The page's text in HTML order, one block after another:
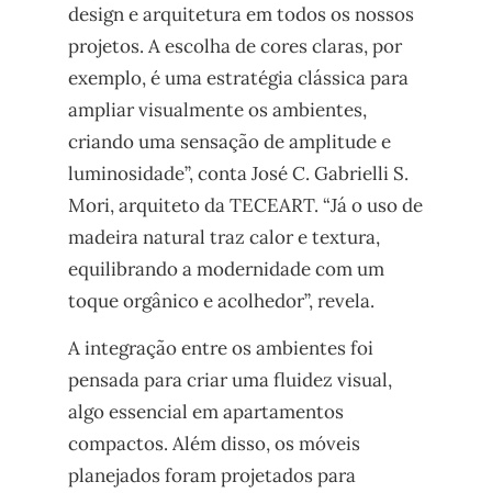
design e arquitetura em todos os nossos
projetos. A escolha de cores claras, por
exemplo, é uma estratégia clássica para
ampliar visualmente os ambientes,
criando uma sensação de amplitude e
luminosidade”, conta José C. Gabrielli S.
Mori, arquiteto da TECEART. “Já o uso de
madeira natural traz calor e textura,
equilibrando a modernidade com um
toque orgânico e acolhedor”, revela.
A integração entre os ambientes foi
pensada para criar uma fluidez visual,
algo essencial em apartamentos
compactos. Além disso, os móveis
planejados foram projetados para